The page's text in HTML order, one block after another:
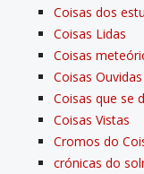
Coisas dos
Coisas Lidas
Coisas
Coisas Ouvidas
Coisas que se
Coisas Vistas
Cromos do
crónicas do